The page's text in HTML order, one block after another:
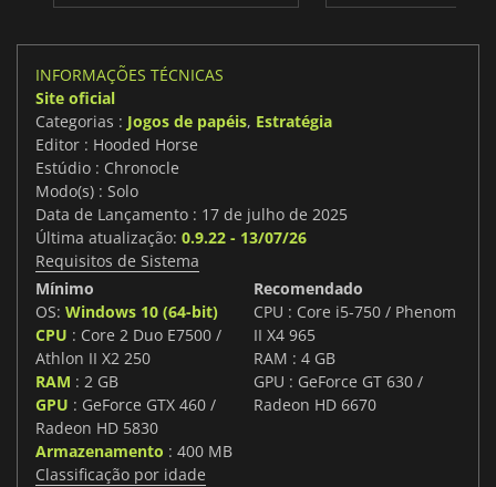
INFORMAÇÕES TÉCNICAS
Site oficial
Categorias : Jogos de papéis, Estratégia
Editor : Hooded Horse
Estúdio : Chronocle
Modo(s) : Solo
Data de Lançamento : 17 de julho de 2025
Última atualização: 0.9.22 - 13/07/26
Requisitos de Sistema
Mínimo
OS: Windows 10 (64-bit)
CPU : Core 2 Duo E7500 /
Athlon II X2 250
RAM : 2 GB
GPU : GeForce GTX 460 /
Radeon HD 5830
Armazenamento : 400 MB
Recomendado
CPU : Core i5-750 / Phenom
II X4 965
RAM : 4 GB
GPU : GeForce GT 630 /
Radeon HD 6670
Classificação por idade